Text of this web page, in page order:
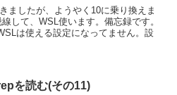
ましたが、ようやく10に乗り換えま
して、WSL使います。備忘録です。
は使える設定になってません。設
を読む(その11)